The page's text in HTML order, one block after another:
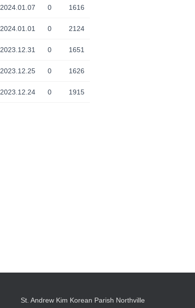
2024.01.07 0 1616
2024.01.01 0 2124
2023.12.31 0 1651
2023.12.25 0 1626
2023.12.24 0 1915
St. Andrew Kim Korean Parish Northville